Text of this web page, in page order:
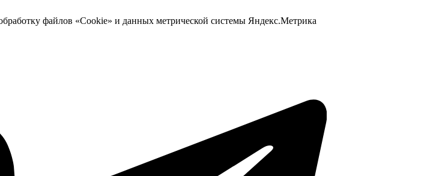
файлов «Cookie» и данных метрической системы Яндекс.Метрика